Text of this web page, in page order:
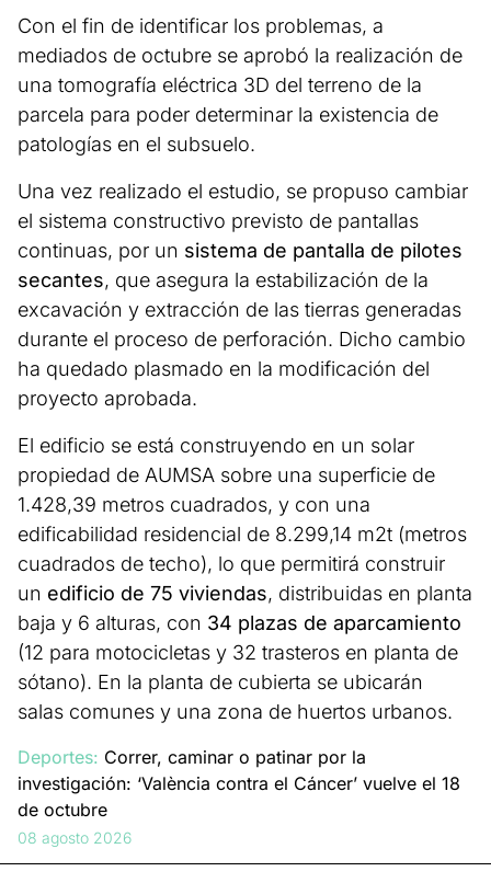
Con el fin de identificar los problemas, a
mediados de octubre se aprobó la realización de
una tomografía eléctrica 3D del terreno de la
parcela para poder determinar la existencia de
patologías en el subsuelo.
Una vez realizado el estudio, se propuso cambiar
el sistema constructivo previsto de pantallas
continuas, por un sistema de pantalla de pilotes
secantes, que asegura la estabilización de la
excavación y extracción de las tierras generadas
durante el proceso de perforación. Dicho cambio
ha quedado plasmado en la modificación del
proyecto aprobada.
El edificio se está construyendo en un solar
propiedad de AUMSA sobre una superficie de
1.428,39 metros cuadrados, y con una
edificabilidad residencial de 8.299,14 m2t (metros
cuadrados de techo), lo que permitirá construir
un edificio de 75 viviendas, distribuidas en planta
baja y 6 alturas, con 34 plazas de aparcamiento
(12 para motocicletas y 32 trasteros en planta de
sótano). En la planta de cubierta se ubicarán
salas comunes y una zona de huertos urbanos.
Deportes: Correr, caminar o patinar por la
investigación: ‘València contra el Cáncer’ vuelve el 18
de octubre
08 agosto 2026